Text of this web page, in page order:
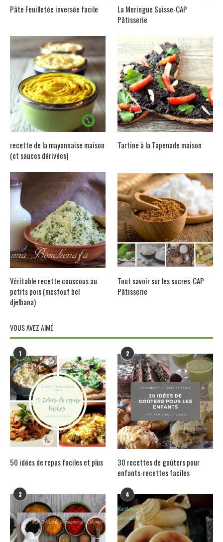
Pâte Feuilletée inversée facile
La Meringue Suisse-CAP
Pâtisserie
recette de la mayonnaise maison
(et sauces dérivées)
Tartine à la Tapenade maison
Véritable recette couscous au
petits pois (mesfouf bel
djelbana)
Tout savoir sur les sucres-CAP
Pâtisserie
VOUS AVEZ AIMÉ
1
50 idées de repas faciles et plus
2
30 recettes de goûters pour
enfants-recettes faciles
3 4